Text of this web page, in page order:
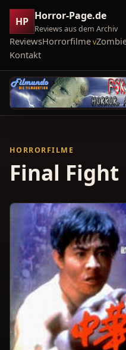
HP Horror-Page.de
Reviews aus dem Archiv
ReviewsHorrorfilme
Kontakt
HORRORFILME
Final Fight